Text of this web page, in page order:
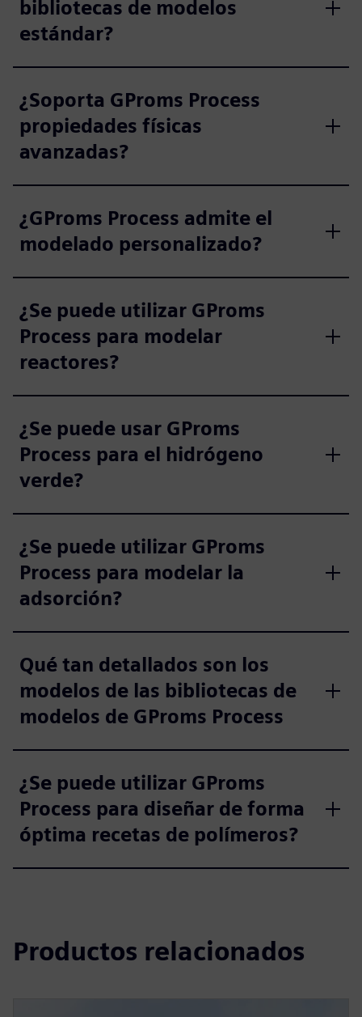
bibliotecas de modelos
estándar?
¿Soporta GProms Process
propiedades físicas
avanzadas?
¿GProms Process admite el
modelado personalizado?
¿Se puede utilizar GProms
Process para modelar
reactores?
¿Se puede usar GProms
Process para el hidrógeno
verde?
¿Se puede utilizar GProms
Process para modelar la
adsorción?
Qué tan detallados son los
modelos de las bibliotecas de
modelos de GProms Process
¿Se puede utilizar GProms
Process para diseñar de forma
óptima recetas de polímeros?
Productos relacionados